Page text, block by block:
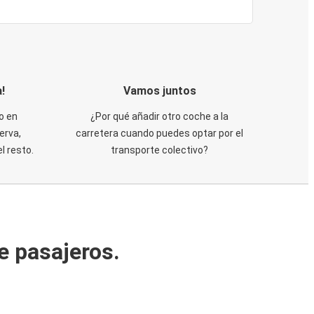
en
resto.
Vamos juntos
¿Por qué añadir otro coche a la
carretera cuando puedes optar por el
transporte colectivo?
pasajeros.